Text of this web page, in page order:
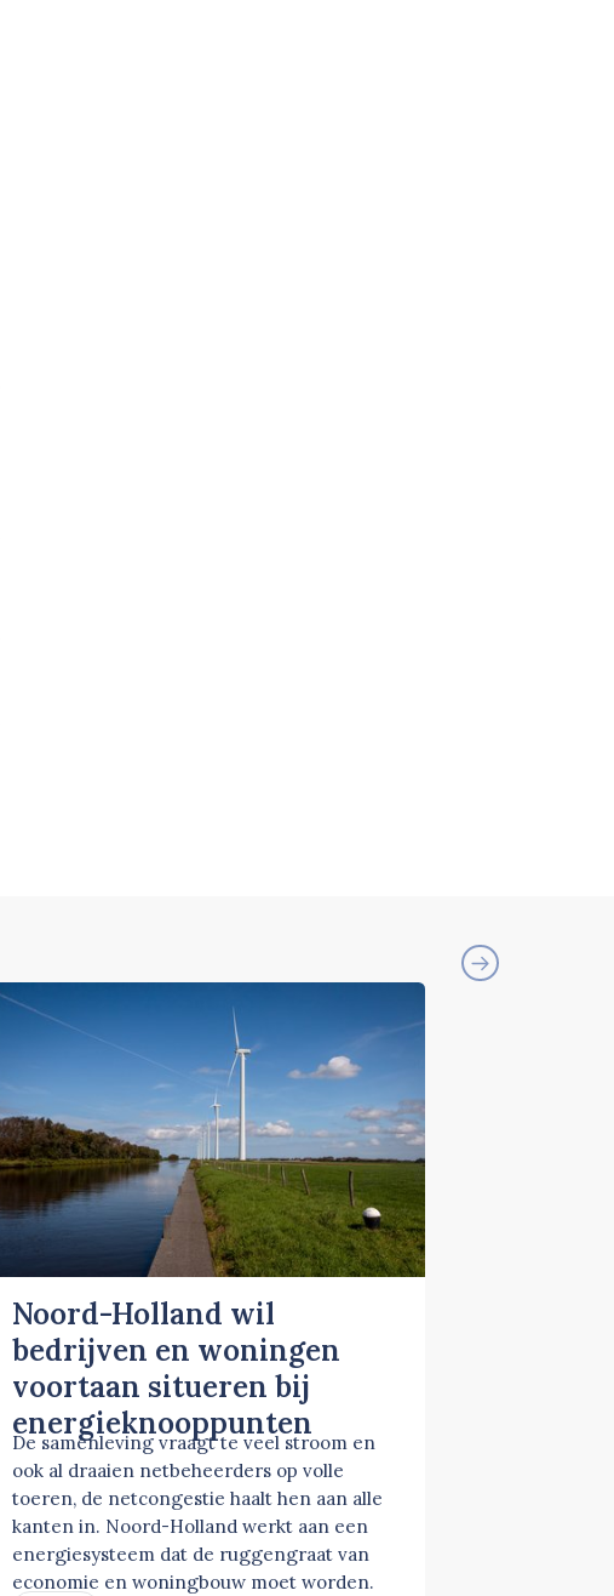
Noord-Holland wil
bedrijven en woningen
voortaan situeren bij
energieknooppunten
De samenleving vraagt te veel stroom en
ook al draaien netbeheerders op volle
toeren, de netcongestie haalt hen aan alle
kanten in. Noord-Holland werkt aan een
energiesysteem dat de ruggengraat van
economie en woningbouw moet worden.